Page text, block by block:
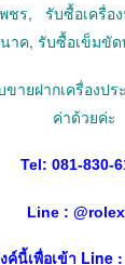
พชร, รับซื้อเค
ค, รับซื้อเข็มขัด
ายฝากเครื่องป
ค่าด้วยค่ะ
Tel: 081-830-
Line : @
ค์นี้เพื่อเข้า Line